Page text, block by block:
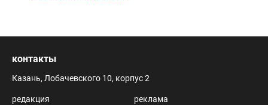
контакты
Казань, Лобачевского 10, корпус 2
редакция
реклама